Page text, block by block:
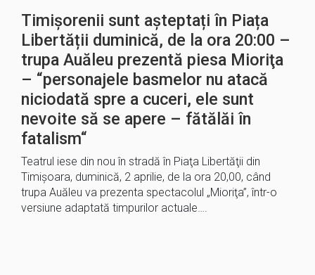
Timișorenii sunt așteptați în Piața
Libertății duminică, de la ora 20:00 –
trupa Auăleu prezentă piesa Mioriţa
– “personajele basmelor nu atacă
niciodată spre a cuceri, ele sunt
nevoite să se apere – fătălăi în
fatalism“
Teatrul iese din nou în stradă în Piaţa Libertăţii din
Timişoara, duminică, 2 aprilie, de la ora 20,00, când
trupa Auăleu va prezenta spectacolul „Mioriţa”, într-o
versiune adaptată timpurilor actuale….